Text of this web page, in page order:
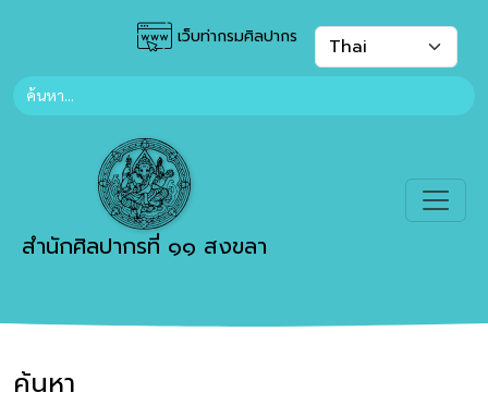
เว็บท่ากรมศิลปากร
สำนักศิลปากรที่ ๑๑ สงขลา
ค้นหา